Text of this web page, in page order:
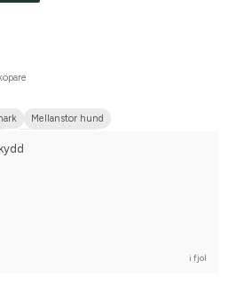
Mellanstor hund
i fjol